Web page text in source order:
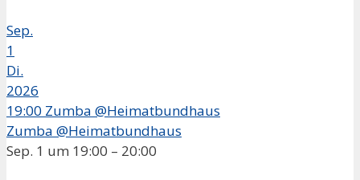
Sep.
1
Di.
2026
19:00 Zumba @Heimatbundhaus
Zumba @Heimatbundhaus
Sep. 1 um 19:00 – 20:00